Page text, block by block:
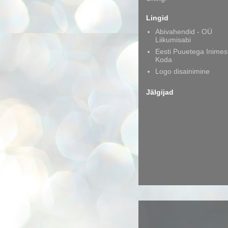
Lingid
Abivahendid - OÜ
Liikumisabi
Eesti Puuetega
Koda
Logo disainimine
Jälgijad